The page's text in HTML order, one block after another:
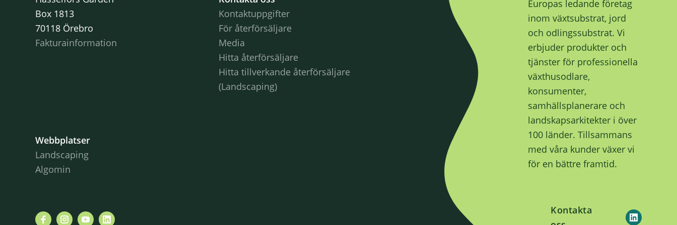
Box 1813
70118 Örebro
Fakturainformation
Kontaktuppgifter
För återförsäljare
Media
Hitta återförsäljare
Hitta tillverkande återförsäljare
(Landscaping)
Webbplatser
Landscaping
Algomin
Europas ledande företag
inom växtsubstrat, jord
och odlingssubstrat. Vi
erbjuder produkter och
tjänster för professionella
växthusodlare,
konsumenter,
samhällsplanerare och
landskapsarkitekter i över
100 länder. Tillsammans
med våra kunder växer vi
för en bättre framtid.
Kontakta